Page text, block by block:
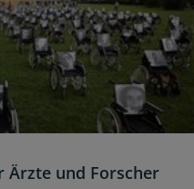
Ärzte und Forscher